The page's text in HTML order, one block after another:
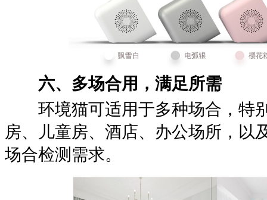
六、多场合用，满足所需
环境猫可适用于多种场合，特
房、儿童房、酒店、办公场所，以
场合检测需求。